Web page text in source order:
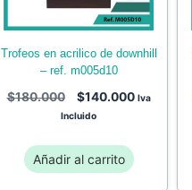
trofeos en acrilico de downhill
– ref. m005d10
$180.000 $140.000 Iva
Incluido
Añadir al carrito